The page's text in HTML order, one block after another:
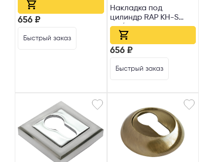
656 ₽
Быстрый заказ
Накладка под
цилиндр RAP KH-S
SC/CP
656 ₽
Быстрый заказ